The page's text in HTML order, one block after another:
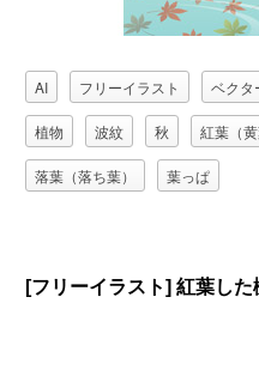
AI フリーイラスト ベクタ
植物 波紋 秋 紅葉（黄
落葉（落ち葉） 葉っぱ
[フリーイラスト] 紅葉し